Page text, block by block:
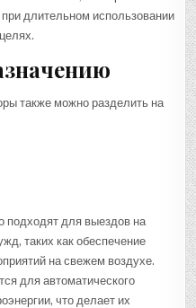
длительном использовании
также можно разделить на
подходят для выездов на
таких как обеспечение
на свежем воздухе.
для автоматического
что делает их